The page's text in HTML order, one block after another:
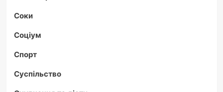
Соки
Соціум
Спорт
Суспільство